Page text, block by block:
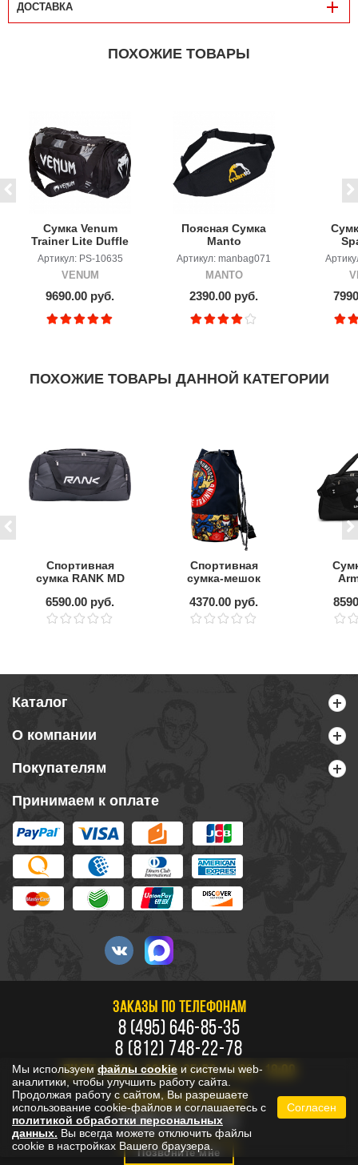
ДОСТАВКА
ПОХОЖИЕ ТОВАРЫ
Сумка Venum
Trainer Lite Duffle
Sport Bag - Black
Артикул: PS-10635
VENUM
9690.00 руб.
Поясная Сумка
Manto
manbag050
Артикул: manbag071
MANTO
2390.00 руб.
ПОХОЖИЕ ТОВАРЫ ДАННОЙ КАТЕГОРИИ
Спортивная
сумка RANK MD
6590.00 руб.
Спортивная
сумка-мешок
Doodles
4370.00 руб.
Каталог
О компании
Покупателям
Принимаем к оплате
ЗАКАЗЫ ПО ТЕЛЕФОНАМ
8 (495) 646-85-35
8 (812) 748-22-78
ПН-ПТ: 10:00 - 20:00, СБ-ВС: 11:00 - 18:00
БЕСПЛАТНО ПО РОССИИ
8 800 333-53-73
Позвоните мне
Мы используем файлы cookie и системы web-
аналитики, чтобы улучшить работу сайта.
Продолжая работу с сайтом, Вы разрешаете
использование cookie-файлов и соглашаетесь с
политикой обработки персональных
данных. Вы всегда можете отключить файлы
cookie в настройках Вашего браузера.
Согласен